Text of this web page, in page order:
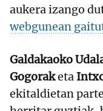
aukera izango
webgunean
Galdakaoko
Gogoraketa
ekitaldietan